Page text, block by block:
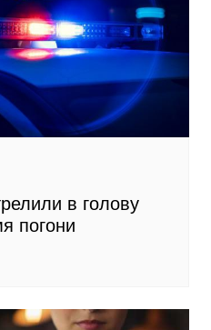
в голову
погони